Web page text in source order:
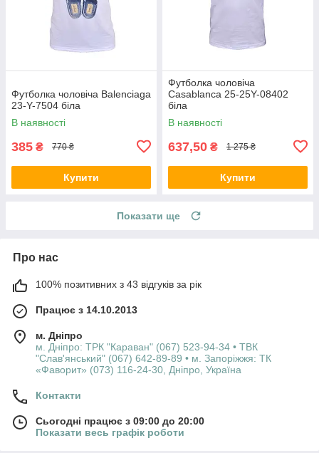
Футболка чоловіча Balenciaga
23-Y-7504 біла
В наявності
385 ₴ 770 ₴
Купити
Футболка чоловіча
Casablanca 25-25Y-08402
біла
В наявності
637,50 ₴ 1 275 ₴
Купити
Показати ще
Про нас
100% позитивних з 43 відгуків за рік
Працює з 14.10.2013
м. Дніпро
м. Дніпро: ТРК "Караван" (067) 523-94-34 • ТВК
"Слав'янський" (067) 642-89-89 • м. Запоріжжя: ТК
«Фаворит» (073) 116-24-30, Дніпро, Україна
Контакти
Сьогодні працює з 09:00 до 20:00
Показати весь графік роботи